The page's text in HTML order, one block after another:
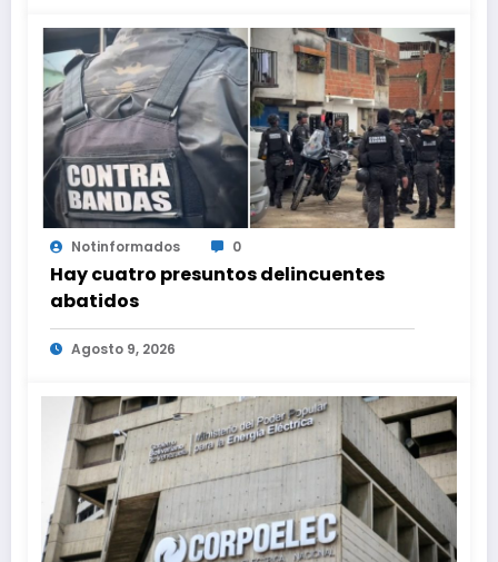
Notinformados 0
Hay cuatro presuntos delincuentes
abatidos
Agosto 9, 2026